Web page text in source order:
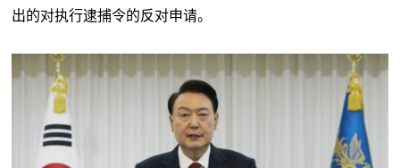
出的对执行逮捕令的反对申请。